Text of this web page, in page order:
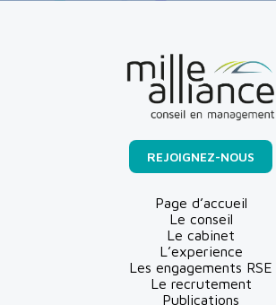
REJOIGNEZ-NOUS
Page d’accueil
Le conseil
Le cabinet
L’experience
Les engagements RSE
Le recrutement
Publications